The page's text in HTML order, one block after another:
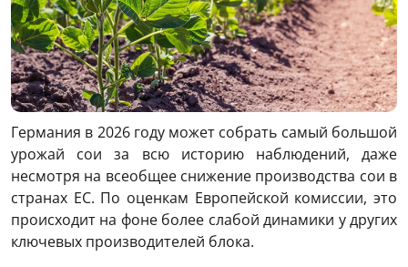
Германия в 2026 году может собрать самый большой
урожай сои за всю историю наблюдений, даже
несмотря на всеобщее снижение производства сои в
странах ЕС. По оценкам Европейской комиссии, это
происходит на фоне более слабой динамики у других
ключевых производителей блока.